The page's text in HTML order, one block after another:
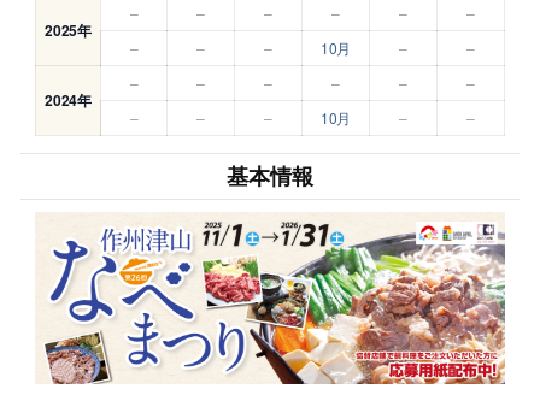
2025年
– – – – –
–
–
– – 10月 – –
2024年
– – – – –
–
–
– – 10月 – –
基本情報